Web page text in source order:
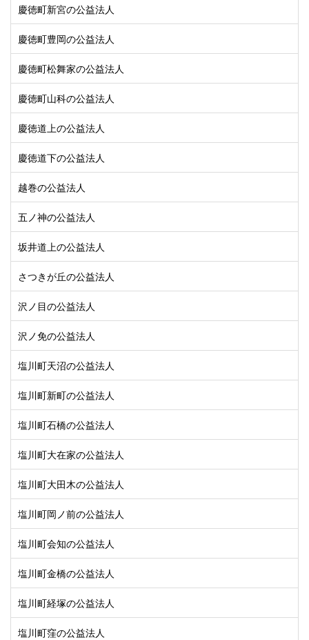
慶徳町新宮の公益法人
慶徳町豊岡の公益法人
慶徳町松舞家の公益法人
慶徳町山科の公益法人
慶徳道上の公益法人
慶徳道下の公益法人
越巻の公益法人
五ノ神の公益法人
坂井道上の公益法人
さつきが丘の公益法人
沢ノ目の公益法人
沢ノ免の公益法人
塩川町天沼の公益法人
塩川町新町の公益法人
塩川町石橋の公益法人
塩川町大在家の公益法人
塩川町大田木の公益法人
塩川町岡ノ前の公益法人
塩川町会知の公益法人
塩川町金橋の公益法人
塩川町経塚の公益法人
塩川町窪の公益法人